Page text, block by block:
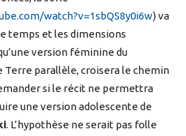
watch?v=1sbQS8y0i6w) va
temps et les dimensions
version féminine du
Terre parallèle, croisera le chemin
si le récit ne permettra
une version adolescente de
. L’hypothèse ne serait pas folle